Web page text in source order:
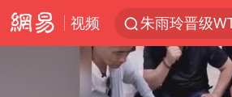
视频